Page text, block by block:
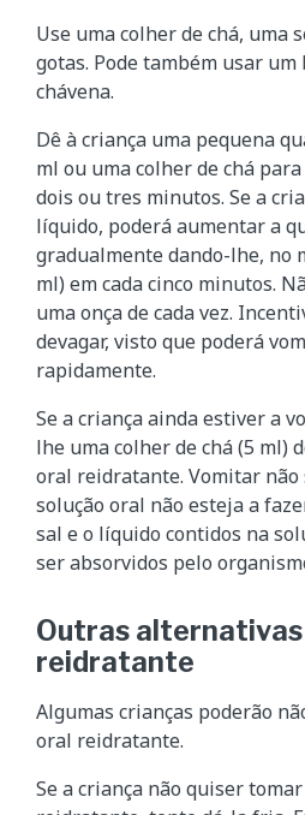
Use uma colher de chá, uma
gotas. Pode também usar
chávena.
Dê à criança uma pequena
ml ou uma colher de chá
dois ou tres minutos. Se a
líquido, poderá aumentar a
gradualmente dando-lhe, no
ml) em cada cinco minutos.
uma onça de cada vez.
devagar, visto que poderá
rapidamente.
Se a criança ainda estiver a
lhe uma colher de chá (5 ml)
oral reidratante. Vomitar não
solução oral não esteja a
sal e o líquido contidos na
ser absorvidos pelo
Outras alternativas
reidratante
Algumas crianças poderão
oral reidratante.
Se a criança não quiser